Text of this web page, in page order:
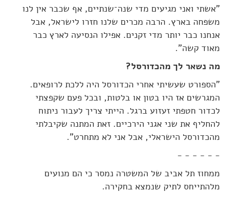
"אשתי ואני מגיעים מדי שנה־שנתיים, אף שכבר אין לנו
משפחה בארץ. הרבה מכרים שלנו חזרו לישראל, אבל
אנחנו כבר יותר מדי זקנים. אפילו הנסיעה לארץ כבר
מאוד קשה".
מה נשאר לך מהכדורסל?
"הספורט שעשיתי אחרי הכדורסל היה ללכת לרופאים.
המגרשים אז היו בטון או בלטות, ובכל פעם שקפצתי
לכדור חטפתי זעזוע ברגל. הייתי צריך לעבור ניתוח
להחליף את שני אגני הירכיים. זאת המתנה שקיבלתי
מהכדורסל הישראלי, אבל אני לא מתחרט".
- - - - - -
ממחוז תל אביב של המשטרה נמסר כי הם מנועים
מלהתייחס לתיק שנמצא בחקירה.